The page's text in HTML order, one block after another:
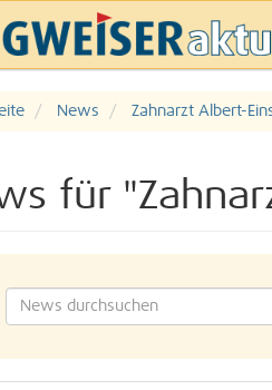
News Zahnarzt Albert-
für